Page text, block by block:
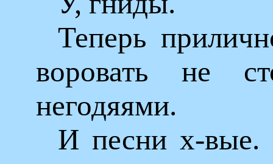
Теперь
воровать не
негодяями.
И песни х-вые.